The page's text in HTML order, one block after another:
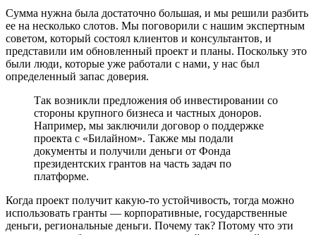
Сумма нужна была достаточно большая, и мы решили разбить
ее на несколько слотов. Мы поговорили с нашим экспертным
советом, который состоял клиентов и консультантов, и
представили им обновленный проект и планы. Поскольку это
были люди, которые уже работали с нами, у нас был
определенный запас доверия.
Так возникли предложения об инвестировании со
стороны крупного бизнеса и частных доноров.
Например, мы заключили договор о поддержке
проекта с «Билайном». Также мы подали
документы и получили деньги от Фонда
президентских грантов на часть задач по
платформе.
Когда проект получит какую-то устойчивость, тогда можно
использовать гранты — корпоративные, государственные
деньги, региональные деньги. Почему так? Потому что эти